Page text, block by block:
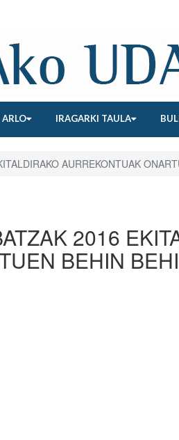
IRAGARKI TAULA
AURREKONTUAK
2016
BEHIN